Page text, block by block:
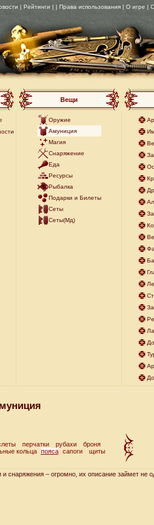
| Рейтинги | | Права использования | О игре |
Вещи
Оружие
Амуниция
Магия
Снаряжение
Еда
Ресурсы
Рыбалка
Подарки и Билеты
Сеты
Сеты(Мд)
перчатки рубахи
броня
кольца пояса сапоги щиты
– огромно, их описание займет не